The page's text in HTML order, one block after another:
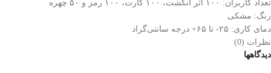
تعداد کاربران: ۱۰۰ اثر انگشت، ۱۰۰ کارت، ۱۰۰ رمز و ۵۰ چهره
رنگ: مشکی
دمای کاری: ۲۵- تا ۶۵+ درجه سانتی‌گراد
نظرات (0)
دیدگاهها